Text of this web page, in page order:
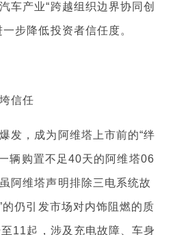
车产业“跨越组织边界协同创
步降低投资者信任度。
信任
发，成为阿维塔上市前的“绊
辆购置不足40天的阿维塔06
阿维塔声明排除三电系统故
的仍引发市场对内饰阻燃的质
11起，涉及充电故障、车身